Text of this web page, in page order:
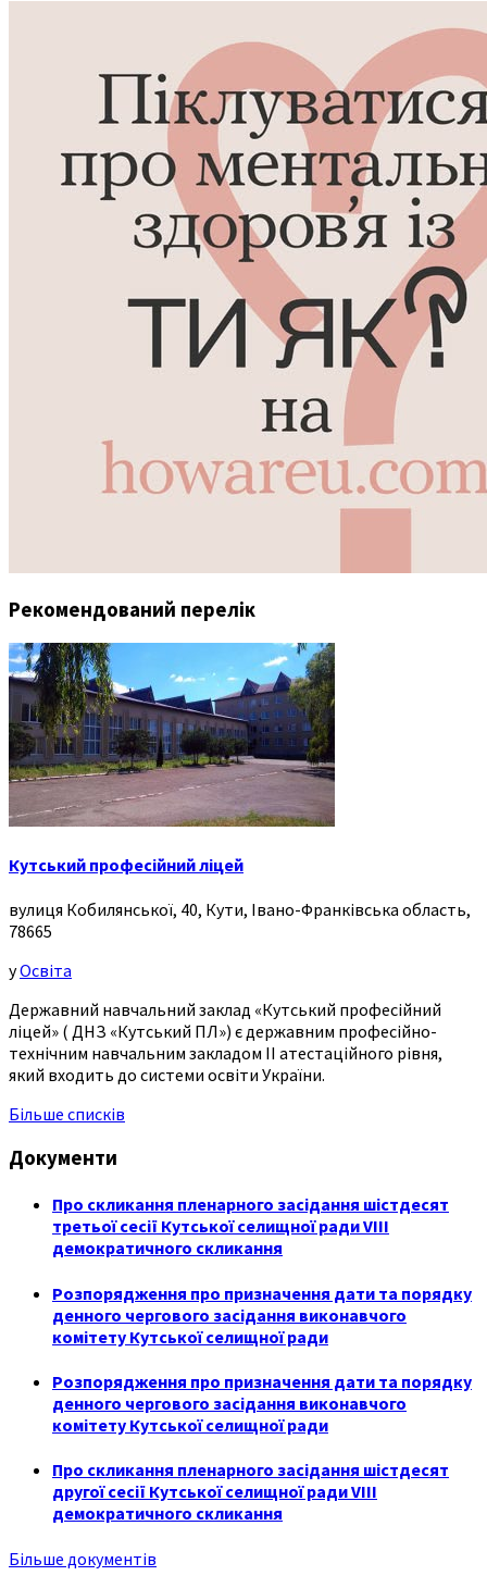
Рекомендований перелік
Кутський професійний ліцей
вулиця Кобилянської, 40, Кути, Івано-Франківська область,
78665
уОсвіта
Державний навчальний заклад «Кутський професійний
ліцей» ( ДНЗ «Кутський ПЛ») є державним професійно-
технічним навчальним закладом ІІ атестаційного рівня,
який входить до системи освіти України.
Більше списків
Документи
Про скликання пленарного засідання шістдесят
третьої сесії Кутської селищної ради VIII
демократичного скликання
Розпорядження про призначення дати та порядку
денного чергового засідання виконавчого
комітету Кутської селищної ради
Розпорядження про призначення дати та порядку
денного чергового засідання виконавчого
комітету Кутської селищної ради
Про скликання пленарного засідання шістдесят
другої сесії Кутської селищної ради VIII
демократичного скликання
Більше документів